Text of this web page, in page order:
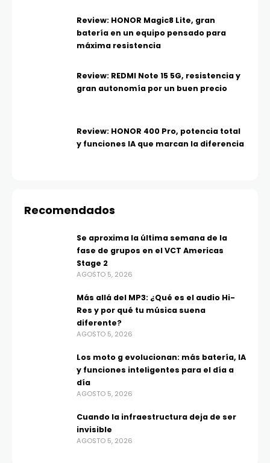
Review: HONOR Magic8 Lite, gran
batería en un equipo pensado para
máxima resistencia
Review: REDMI Note 15 5G, resistencia y
gran autonomía por un buen precio
Review: HONOR 400 Pro, potencia total
y funciones IA que marcan la diferencia
Recomendados
Se aproxima la última semana de la
fase de grupos en el VCT Americas
Stage 2
AGOSTO 5, 2026
Más allá del MP3: ¿Qué es el audio Hi-
Res y por qué tu música suena
diferente?
AGOSTO 5, 2026
Los moto g evolucionan: más batería, IA
y funciones inteligentes para el día a
día
AGOSTO 5, 2026
Cuando la infraestructura deja de ser
invisible
AGOSTO 5, 2026